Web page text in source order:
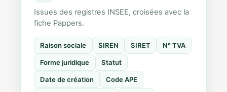
Issues des registres INSEE, croisées avec la
fiche Pappers.
Raison sociale SIREN SIRET N° TVA
Forme juridique Statut
Date de création Code APE